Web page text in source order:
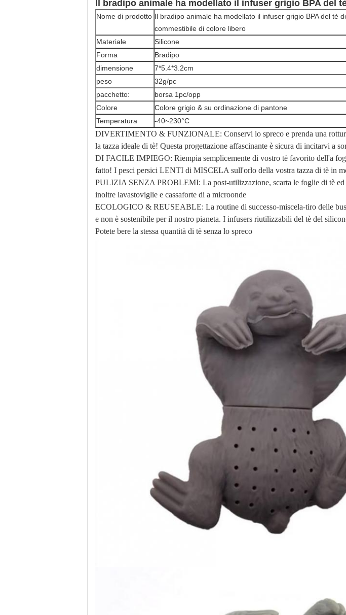
Il bradipo animale ha modellato il infuser grigio BPA
Nome di prodotto Il bradipo animale ha modellato il infuser grigio BPA del tè
commestibile di colore libero
Materiale
Silicone
Forma
Bradipo
dimensione
7*5.4*3.2cm
peso
32g/pc
pacchetto:
borsa 1pc/opp
Colore
Colore grigio & su ordinazione di pantone
Temperatura
-40~230°C
DIVERTIMENTO & FUNZIONALE: Conservi lo spreco e prenda una
la tazza ideale di tè! Questa progettazione affascinante è sicura di incitarvi a
DI FACILE IMPIEGO: Riempia semplicemente di vostro tè favorito dell'a
fatto! I pesci persici LENTI di MISCELA sull'orlo della vostra tazza di tè in
PULIZIA SENZA PROBLEMI: La post-utilizzazione, scarta le foglie di tè ed
inoltre lavastoviglie e cassaforte di a microonde
ECOLOGICO & REUSEABLE: La routine di successo-miscela-tiro delle
e non è sostenibile per il nostro pianeta. I infusers riutilizzabili del tè del
Potete bere la stessa quantità di tè senza lo spreco